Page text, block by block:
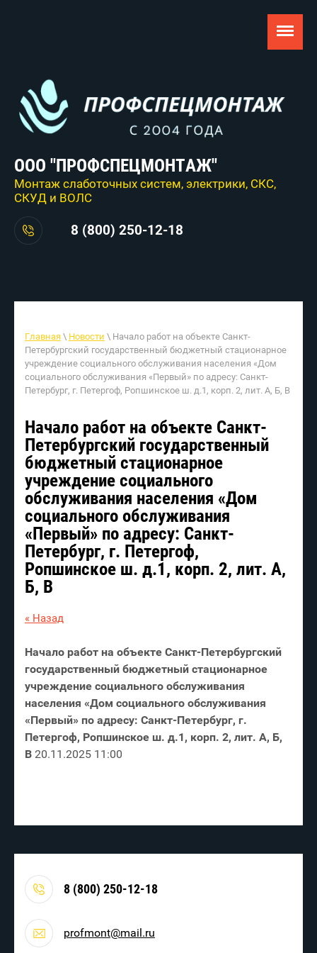
ООО "ПРОФСПЕЦМОНТАЖ"
Монтаж слаботочных систем, электрики, СКС,
СКУД и ВОЛС
8 (800) 250-12-18
Главная \ Новости \ Начало работ на объекте Санкт-
Петербургский государственный бюджетный стационарное
учреждение социального обслуживания населения «Дом
социального обслуживания «Первый» по адресу: Санкт-
Петербург, г. Петергоф, Ропшинское ш. д.1, корп. 2, лит. А, Б, В
Начало работ на объекте Санкт-
Петербургский государственный
бюджетный стационарное
учреждение социального
обслуживания населения «Дом
социального обслуживания
«Первый» по адресу: Санкт-
Петербург, г. Петергоф,
Ропшинское ш. д.1, корп. 2, лит. А,
Б, В
« Назад
Начало работ на объекте Санкт-Петербургский
государственный бюджетный стационарное
учреждение социального обслуживания
населения «Дом социального обслуживания
«Первый» по адресу: Санкт-Петербург, г.
Петергоф, Ропшинское ш. д.1, корп. 2, лит. А, Б,
В 20.11.2025 11:00
8 (800) 250-12-18
profmont@mail.ru